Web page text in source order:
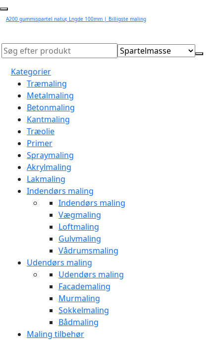
A200 gummispartel natur, Lngde 100mm | Billigste maling
Kategorier
Træmaling
Metalmaling
Betonmaling
Kantmaling
Træolie
Primer
Spraymaling
Akrylmaling
Lakmaling
Indendørs maling
Indendørs maling
Vægmaling
Loftmaling
Gulvmaling
Vådrumsmaling
Udendørs maling
Udendørs maling
Facademaling
Murmaling
Sokkelmaling
Bådmaling
Maling tilbehør